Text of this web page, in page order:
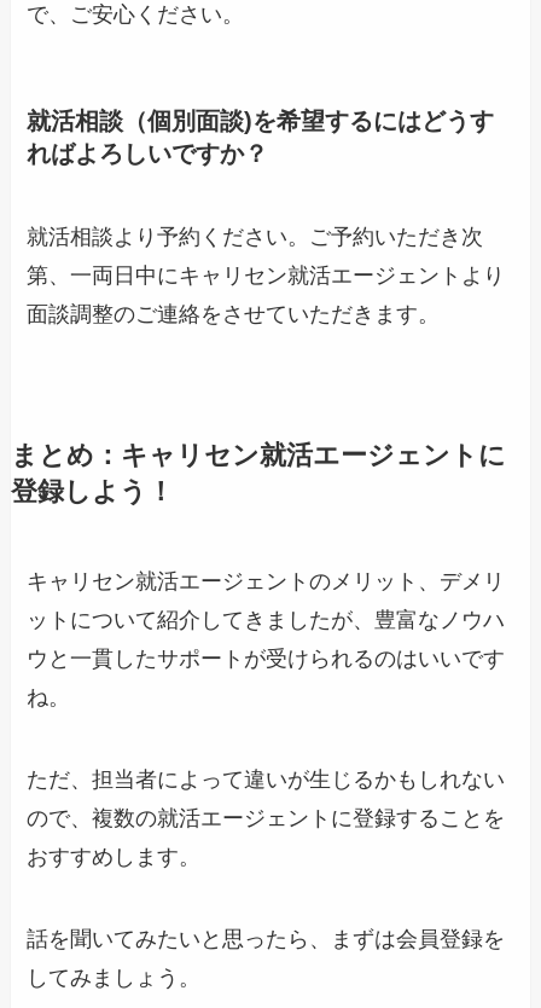
で、ご安心ください。
就活相談（個別面談)を希望するにはどうす
ればよろしいですか？
就活相談より予約ください。ご予約いただき次
第、一両日中にキャリセン就活エージェントより
面談調整のご連絡をさせていただきます。
まとめ：キャリセン就活エージェントに
登録しよう！
キャリセン就活エージェントのメリット、デメリ
ットについて紹介してきましたが、豊富なノウハ
ウと一貫したサポートが受けられるのはいいです
ね。
ただ、担当者によって違いが生じるかもしれない
ので、複数の就活エージェントに登録することを
おすすめします。
話を聞いてみたいと思ったら、まずは会員登録を
してみましょう。